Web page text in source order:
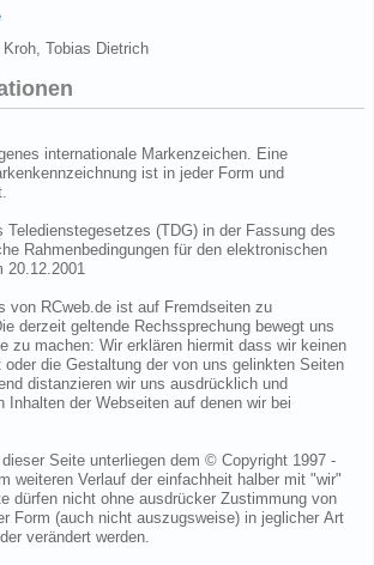
Tobias Dietrich
internationale Markenzeichen. Eine
ist in jeder Form und
Teledienstegesetzes (TDG) in der Fassung des
Rahmenbedingungen für den elektronischen
20.12.2001
von RCweb.de ist auf Fremdseiten zu
derzeit geltende Rechssprechung bewegt uns
zu machen: Wir erklären hiermit dass wir keinen
die Gestaltung der von uns gelinkten Seiten
distanzieren wir uns ausdrücklich und
Inhalten der Webseiten auf denen wir bei
Seite unterliegen dem © Copyright 1997 -
weiteren Verlauf der einfachheit halber mit "wir"
dürfen nicht ohne ausdrücker Zustimmung von
Form (auch nicht auszugsweise) in jeglicher Art
verändert werden.